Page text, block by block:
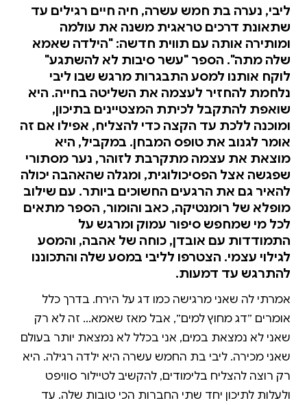
ליבי, נערה בת חמש עשרה, חיה חיים רגילים עד
שתאונת דרכים טראגית משנה את עולמה
ומותירה אותה עם תווית חדשה: "הילדה שאמא
שלה מתה". הספר "עשר סיבות לא להשתגע"
לוקח אותנו למסע התבגרות מרגש שבו ליבי
נלחמת להחזיר לעצמה את השליטה בחייה. היא
שואפת להתקבל לכיתת המצטיינים בתיכון,
ומוכנה ללכת עד הקצה כדי להצליח, אפילו אם זה
אומר לגנוב את טופס המבחן. במקביל, היא
מוצאת את עצמה מתקרבת לזוהר, נער מסתורי
שפגשה אצל הפסיכולוגית, ומגלה שהאהבה יכולה
להאיר גם את הרגעים החשוכים ביותר. עם שילוב
מופלא של רומנטיקה, כאב והומור, הספר מתאים
לכל מי שמחפש סיפור עמוק ומרגש על
התמודדות עם אובדן, כוחה של אהבה, והמסע
לגילוי עצמי. הצטרפו לליבי במסע שלה והתכוננו
להתרגש עד דמעות.
אמרתי לה שאני מרגישה כמו דג על הירח. בדרך כלל
אומרים ״דג מחוץ למים״, אבל מאז שאמא... זה לא רק
שאני לא נמצאת במים, אני בכלל לא נמצאת יותר בעולם
שאני מכירה. ליבי בת החמש עשרה היא ילדה רגילה. היא
רק רוצה להצליח בלימודים, להקשיב לטיילור סוויפט
ולעלות לתיכון יחד שתי החברות הכי טובות שלה. עד